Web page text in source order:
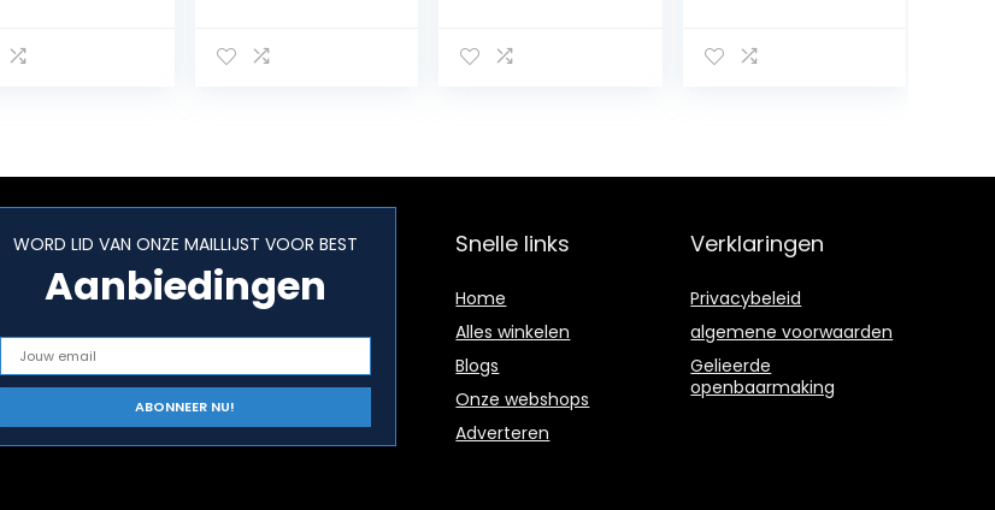
serie en X
n, voor + achter
universeel en
WORD LID VAN ONZE MAILLIJST VOOR BEST
Aanbiedingen
Snelle links
Home
Alles winkelen
Blogs
Onze webshops
Adverteren
Verklaringen
Privacybeleid
algemene voorwaarden
Gelieerde
openbaarmaking